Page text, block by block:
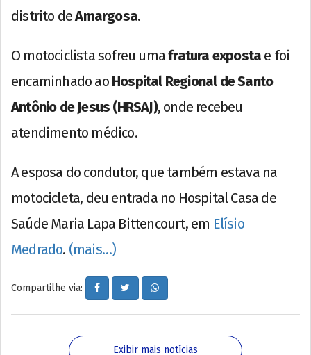
distrito deAmargosa.
O motociclista sofreu umafratura exposta e foi
encaminhado ao Hospital Regional de Santo
Antônio de Jesus (HRSAJ), onde recebeu
atendimento médico.
A esposa do condutor, que também estava na
motocicleta, deu entrada no Hospital Casa de
Saúde Maria Lapa Bittencourt, em Elísio
Medrado. (mais…)
Compartilhe via:
Exibir mais notícias